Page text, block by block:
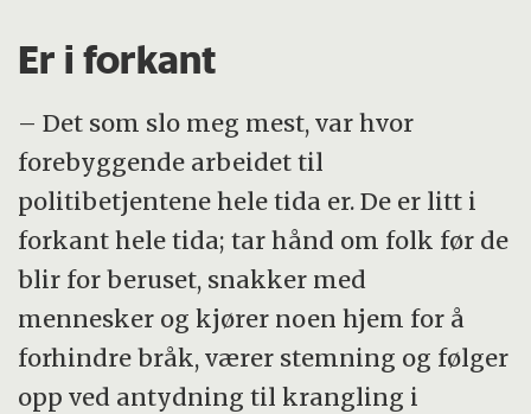
Er i forkant
– Det som slo meg mest, var hvor
forebyggende arbeidet til
politibetjentene hele tida er. De er litt i
forkant hele tida; tar hånd om folk før de
blir for beruset, snakker med
mennesker og kjører noen hjem for å
forhindre bråk, værer stemning og følger
opp ved antydning til krangling i